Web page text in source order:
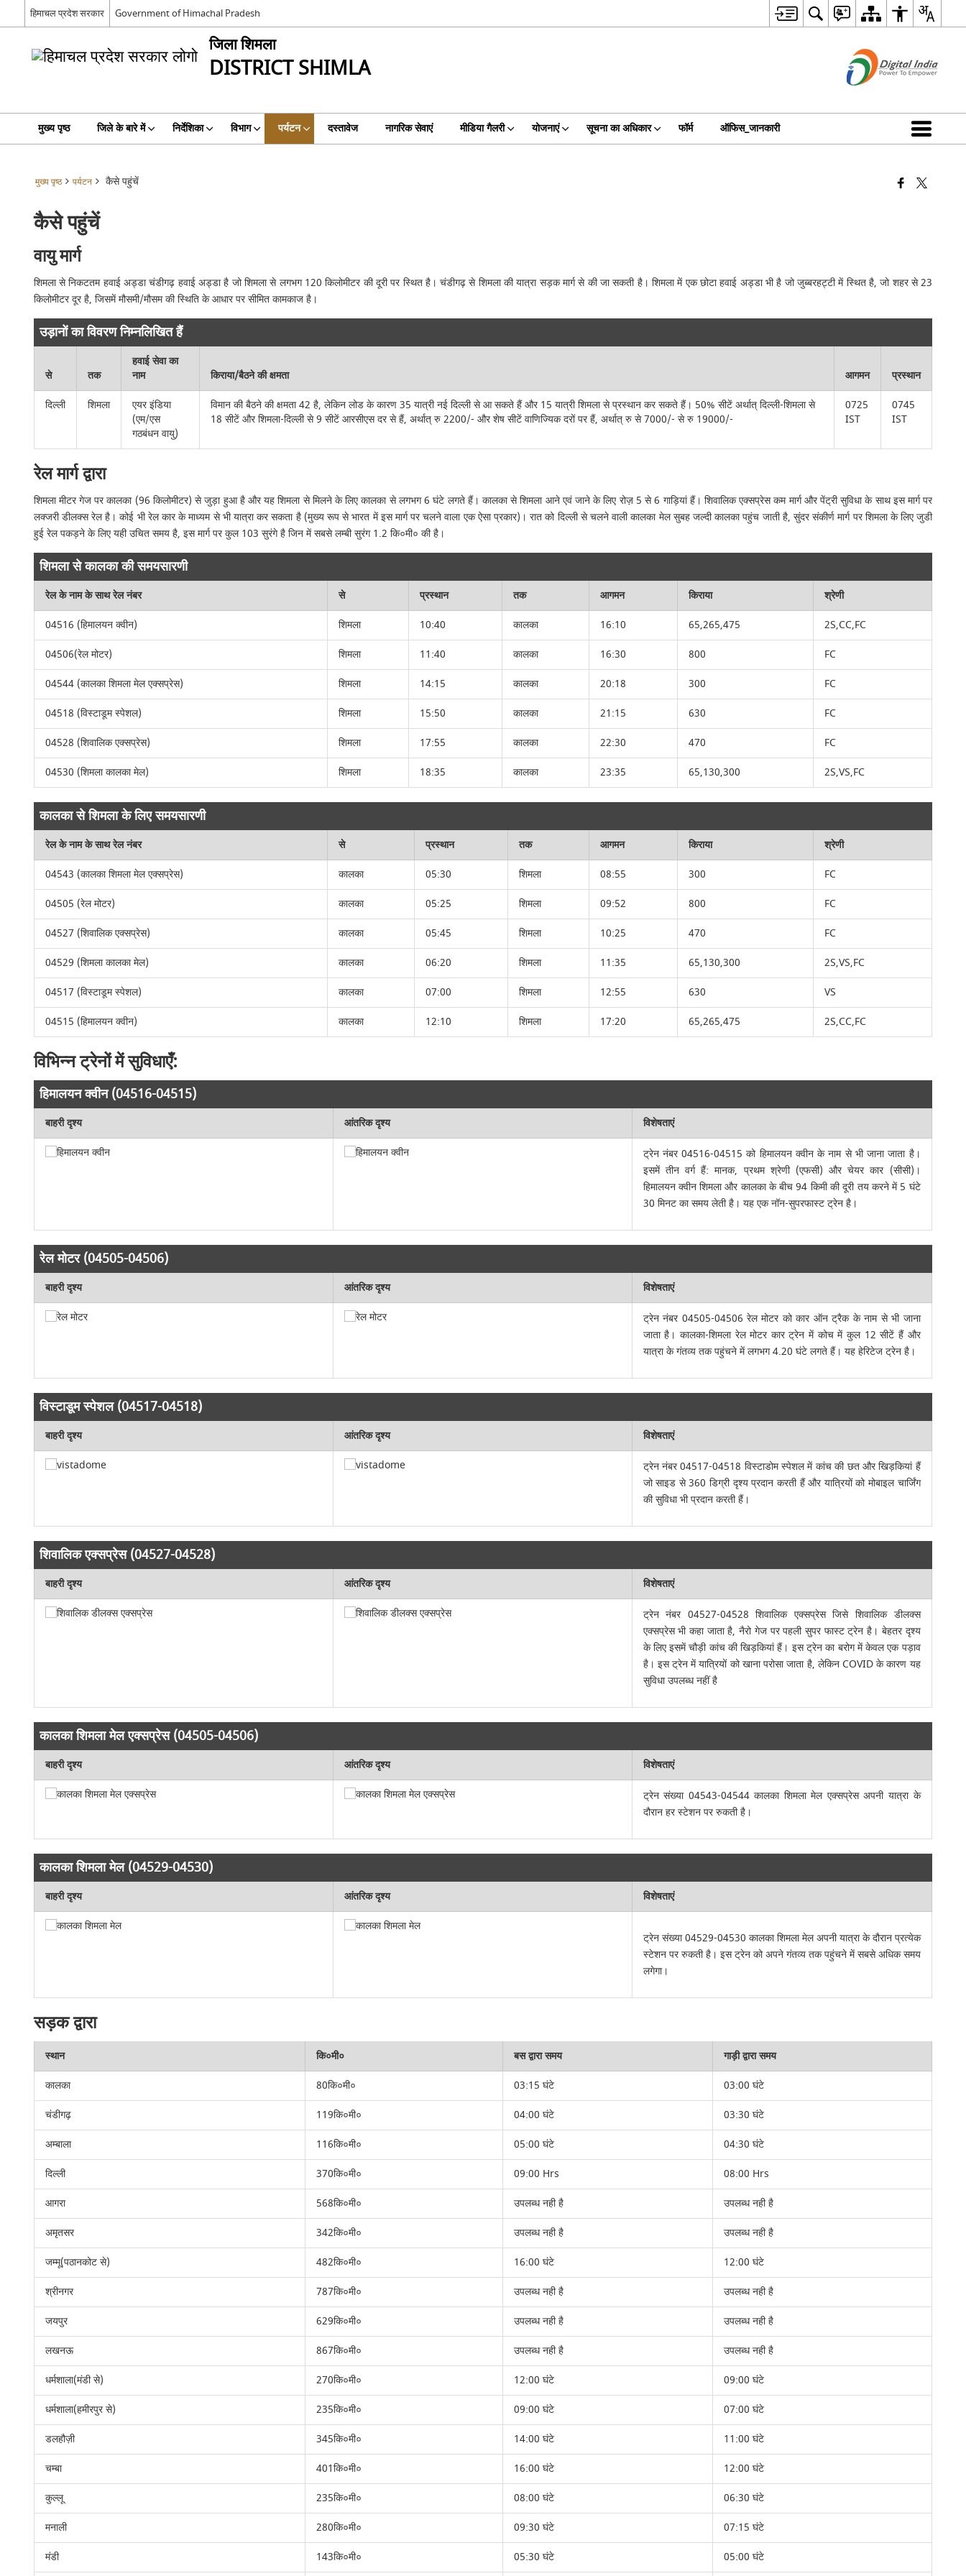
हिमाचल प्रदेश सरकार Government of Himachal Pradesh
जिला शिमला
DISTRICT SHIMLA
मुख्य पृष्ठ जिले के बारे में निर्देशिका विभाग पर्यटन दस्तावेज नागरिक सेवाएं मीडिया गैलरी योजनाएं सूचना का अधिकार फॉर्म ऑफिस_जानकारी
मुख्य पृष्ठ पर्यटन कैसे पहुंचें
कैसे पहुंचें
वायु मार्ग
शिमला से निकटतम हवाई अड्डा चंडीगढ़ हवाई अड्डा है जो शिमला से लगभग 120 किलोमीटर की दूरी पर स्थित है। चंडीगढ़ से शिमला की यात्रा सड़क मार्ग से की जा सकती है। शिमला में एक छोटा हवाई अड्डा भी है जो जुब्बरहट्टी में स्थित है, जो शहर से 23
किलोमीटर दूर है, जिसमें मौसमी/मौसम की स्थिति के आधार पर सीमित कामकाज है।
उड़ानों का विवरण निम्नलिखित हैं
से तक
हवाई सेवा का
नाम
किराया/बैठने की क्षमता आगमन
प्रस्थान
दिल्ली
शिमला
एयर इंडिया
(एम/एस
गठबंधन वायु)
विमान की बैठने की क्षमता 42 है, लेकिन लोड के कारण 35 यात्री नई दिल्ली से आ सकते हैं और 15 यात्री शिमला से प्रस्थान कर सकते हैं। 50% सीटें अर्थात् दिल्ली-शिमला से
18 सीटें और शिमला-दिल्ली से 9 सीटें आरसीएस दर से हैं, अर्थात् रु 2200/- और शेष सीटें वाणिज्यिक दरों पर हैं, अर्थात् रु से 7000/- से रु 19000/-
0725
IST
0745
IST
रेल मार्ग द्वारा
शिमला मीटर गेज पर कालका (96 किलोमीटर) से जुड़ा हुआ है और यह शिमला से मिलने के लिए कालका से लगभग 6 घंटे लगते हैं। कालका से शिमला आने एवं जाने के लिए रोज़ 5 से 6 गाड़ियां हैं। शिवालिक एक्सप्रेस कम मार्ग और पेंट्री सुविधा के साथ इस मार्ग पर
लक्जरी डीलक्स रेल है। कोई भी रेल कार के माध्यम से भी यात्रा कर सकता है (मुख्य रूप से भारत में इस मार्ग पर चलने वाला एक ऐसा प्रकार)। रात को दिल्ली से चलने वाली कालका मेल सुबह जल्दी कालका पहुंच जाती है, सुंदर संकीर्ण मार्ग पर शिमला के लिए जुडी
हुई रेल पकड़ने के लिए यही उचित समय है, इस मार्ग पर कुल 103 सुरंगे है जिन में सबसे लम्बी सुरंग 1.2 कि०मी० की है।
शिमला से कालका की समयसारणी
रेल के नाम के साथ रेल नंबर से प्रस्थान तक आगमन किराया
श्रेणी
04516 (हिमालयन क्वीन)
शिमला 10:40 कालका 16:10 65,265,475
2S,CC,FC
04506(रेल मोटर)
शिमला 11:40 कालका 16:30 800
FC
04544 (कालका शिमला मेल एक्सप्रेस)
शिमला 14:15 कालका 20:18 300
FC
04518 (विस्टाडूम स्पेशल)
शिमला 15:50 कालका 21:15 630
FC
04528 (शिवालिक एक्सप्रेस)
शिमला 17:55 कालका 22:30 470
FC
04530 (शिमला कालका मेल)
शिमला 18:35 कालका 23:35 65,130,300 2S,VS,FC
कालका से शिमला के लिए समयसारणी
रेल के नाम के साथ रेल नंबर से प्रस्थान तक आगमन किराया
श्रेणी
04543 (कालका शिमला मेल एक्सप्रेस)
कालका 05:30 शिमला 08:55 300
FC
04505 (रेल मोटर)
कालका 05:25 शिमला 09:52 800
FC
04527 (शिवालिक एक्सप्रेस)
कालका 05:45 शिमला 10:25 470
FC
04529 (शिमला कालका मेल)
कालका 06:20 शिमला 11:35 65,130,300
2S,VS,FC
04517 (विस्टाडूम स्पेशल)
कालका 07:00 शिमला 12:55 630
VS
04515 (हिमालयन क्वीन)
कालका 12:10 शिमला 17:20 65,265,475 2S,CC,FC
विभिन्न ट्रेनों में सुविधाएँ:
हिमालयन क्वीन (04516-04515)
बाहरी दृश्य आंतरिक दृश्य विशेषताएं
ट्रेन नंबर 04516-04515 को हिमालयन क्वीन के नाम से भी जाना जाता है।
इसमें तीन वर्ग हैं: मानक, प्रथम श्रेणी (एफसी) और चेयर कार (सीसी)।
हिमालयन क्वीन शिमला और कालका के बीच 94 किमी की दूरी तय करने में 5 घंटे
30 मिनट का समय लेती है। यह एक नॉन-सुपरफास्ट ट्रेन है।
रेल मोटर (04505-04506)
बाहरी दृश्य आंतरिक दृश्य विशेषताएं
ट्रेन नंबर 04505-04506 रेल मोटर को कार ऑन ट्रैक के नाम से भी जाना
जाता है। कालका-शिमला रेल मोटर कार ट्रेन में कोच में कुल 12 सीटें हैं और
यात्रा के गंतव्य तक पहुंचने में लगभग 4.20 घंटे लगते हैं। यह हेरिटेज ट्रेन है।
विस्टाडूम स्पेशल (04517-04518)
बाहरी दृश्य आंतरिक दृश्य विशेषताएं
ट्रेन नंबर 04517-04518 विस्टाडोम स्पेशल में कांच की छत और खिड़कियां हैं
जो साइड से 360 डिग्री दृश्य प्रदान करती हैं और यात्रियों को मोबाइल चार्जिंग
की सुविधा भी प्रदान करती हैं।
शिवालिक एक्सप्रेस (04527-04528)
बाहरी दृश्य आंतरिक दृश्य विशेषताएं
ट्रेन नंबर 04527-04528 शिवालिक एक्सप्रेस जिसे शिवालिक डीलक्स
एक्सप्रेस भी कहा जाता है, नैरो गेज पर पहली सुपर फास्ट ट्रेन है। बेहतर दृश्य
के लिए इसमें चौड़ी कांच की खिड़कियां हैं। इस ट्रेन का बरोग में केवल एक पड़ाव
है। इस ट्रेन में यात्रियों को खाना परोसा जाता है, लेकिन COVID के कारण यह
सुविधा उपलब्ध नहीं है
कालका शिमला मेल एक्सप्रेस (04505-04506)
बाहरी दृश्य आंतरिक दृश्य विशेषताएं
ट्रेन संख्या 04543-04544 कालका शिमला मेल एक्सप्रेस अपनी यात्रा के
दौरान हर स्टेशन पर रुकती है।
कालका शिमला मेल (04529-04530)
बाहरी दृश्य आंतरिक दृश्य विशेषताएं
ट्रेन संख्या 04529-04530 कालका शिमला मेल अपनी यात्रा के दौरान प्रत्येक
स्टेशन पर रुकती है। इस ट्रेन को अपने गंतव्य तक पहुंचने में सबसे अधिक समय
लगेगा।
सड़क द्वारा
स्थान कि०मी० बस द्वारा समय
गाड़ी द्वारा समय
कालका
80कि०मी० 03:15 घंटे
03:00 घंटे
चंडीगढ़
119कि०मी० 04:00 घंटे
03:30 घंटे
अम्बाला
116कि०मी० 05:00 घंटे
04:30 घंटे
दिल्ली
370कि०मी० 09:00 Hrs
08:00 Hrs
आगरा
568कि०मी० उपलब्ध नही है
उपलब्ध नही है
अमृतसर
342कि०मी० उपलब्ध नही है
उपलब्ध नही है
जम्मू(पठानकोट से)
482कि०मी० 16:00 घंटे
12:00 घंटे
श्रीनगर
787कि०मी० उपलब्ध नही है
उपलब्ध नही है
जयपुर
629कि०मी० उपलब्ध नही है
उपलब्ध नही है
लखनऊ
867कि०मी० उपलब्ध नही है
उपलब्ध नही है
धर्मशाला(मंडी से)
270कि०मी० 12:00 घंटे
09:00 घंटे
धर्मशाला(हमीरपुर से)
235कि०मी० 09:00 घंटे
07:00 घंटे
डलहौज़ी
345कि०मी० 14:00 घंटे
11:00 घंटे
चम्बा
401कि०मी० 16:00 घंटे
12:00 घंटे
कुल्लू
235कि०मी० 08:00 घंटे
06:30 घंटे
मनाली
280कि०मी० 09:30 घंटे
07:15 घंटे
मंडी
143कि०मी० 05:30 घंटे 05:00 घंटे